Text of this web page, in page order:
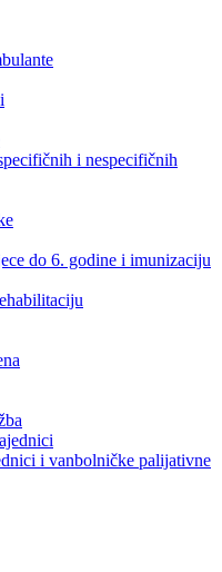
i nespecifičnih
do 6. godine i imunizaciju
i vanbolničke palijativne